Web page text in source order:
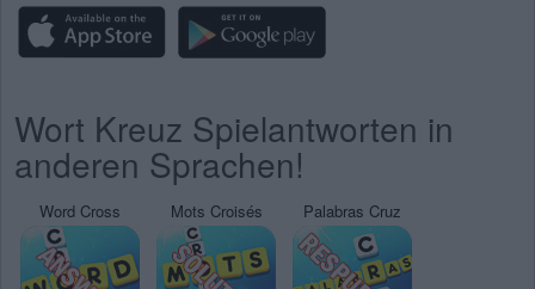
Wort Kreuz Spielantworten in
anderen Sprachen!
Word Cross Mots Croisés Palabras Cruz